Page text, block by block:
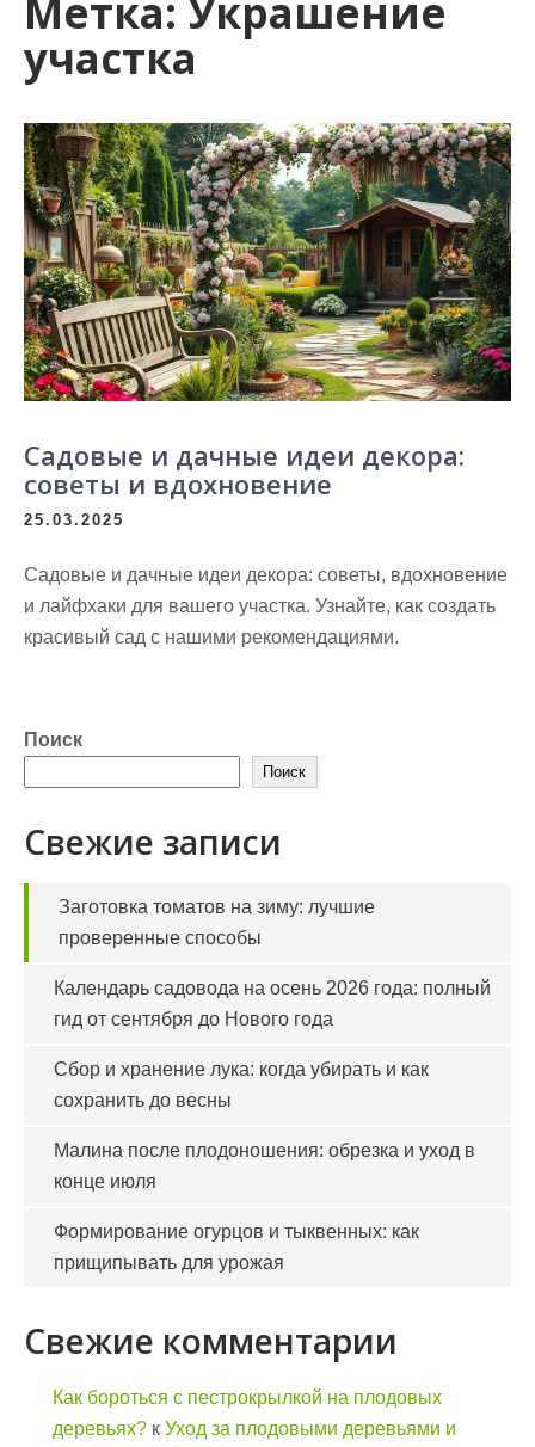
Метка: Украшение
участка
Садовые и дачные идеи декора:
советы и вдохновение
25.03.2025
Садовые и дачные идеи декора: советы, вдохновение
и лайфхаки для вашего участка. Узнайте, как создать
красивый сад с нашими рекомендациями.
Поиск
Поиск
Свежие записи
Заготовка томатов на зиму: лучшие
проверенные способы
Календарь садовода на осень 2026 года: полный
гид от сентября до Нового года
Сбор и хранение лука: когда убирать и как
сохранить до весны
Малина после плодоношения: обрезка и уход в
конце июля
Формирование огурцов и тыквенных: как
прищипывать для урожая
Свежие комментарии
Как бороться с пестрокрылкой на плодовых
деревьях? к Уход за плодовыми деревьями и